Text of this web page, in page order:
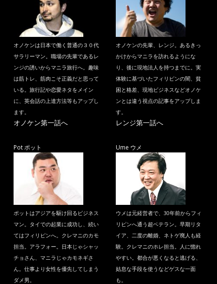
オノケンは日本で働く普通の３０代
サラリーマン。職場の先輩であるレ
ンジの誘いからマニラ旅行へ。趣味
は筋トレ、筋肉こそ正義だと思って
いる。旅行記や恋愛ネタをメイン
に、英会話の上達方法等もアップし
ます。
オノケン第一話へ
オノケンの先輩、レンジ。あるきっ
かけからマニラを訪れるようにな
り、後に現地法人を持つまでに。実
体験に基づいたフィリピンの闇、貧
困と格差、現地ビジネスなどオノケ
ンとは違う視点の記事をアップしま
す。
レンジ第一話へ
Pot ポット
ポットはアジアを駆け回るビジネス
マン。タイでの起業に成功し、続い
てはフィリピンへ。クレマニのカモ
担当。アラフォー。日本じゃシャッ
チョさん、マニラじゃカモネギさ
ん。仕事より女性を優先してしまう
ダメ男。
Ume ウメ
ウメは元経営者で、30年前からフィ
リピンへ通う超ベテラン。早期リタ
イア、二度の離婚、ネトゲ廃人も経
験。クレマニのホレ担当。人に惚れ
やすい。都合が悪くなると逃げる、
姑息な手段を使うなどゲスな一面
も。